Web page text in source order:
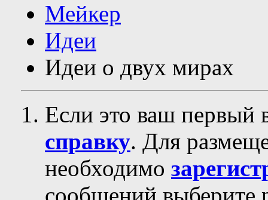
Мейкер
Идеи
Идеи о двух мирах
Если это ваш первый
справку. Для
необходимо